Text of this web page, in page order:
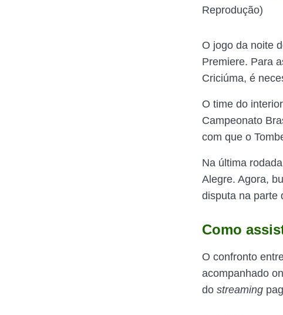
Reprodução)
O jogo da noite
Premiere. Para
Criciúma, é
O time do
Campeonato
com que o
Na última
Alegre. Agora,
disputa na parte
Como
O confronto
acompanhado
do streaming